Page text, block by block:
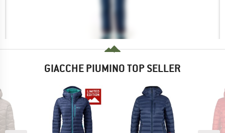
GIACCHE PIUMINO TOP SELLER